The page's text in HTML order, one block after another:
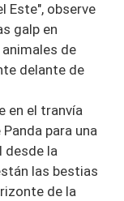
Este", observe
galp en
de
delante de
en el tranvía
para una
desde la
las bestias
de la